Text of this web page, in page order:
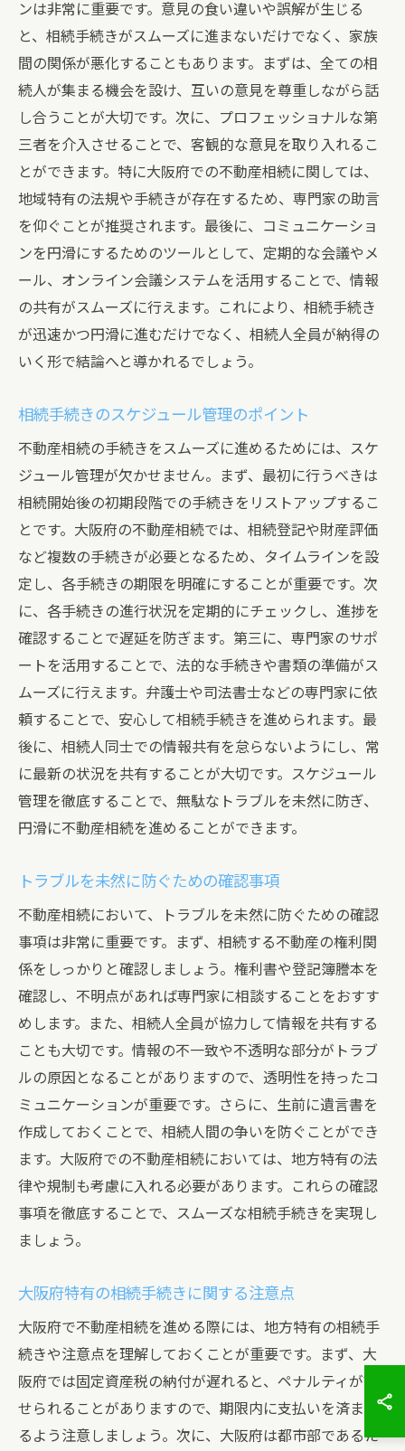
ンは非常に重要です。意見の食い違いや誤解が生じる
と、相続手続きがスムーズに進まないだけでなく、家族
間の関係が悪化することもあります。まずは、全ての相
続人が集まる機会を設け、互いの意見を尊重しながら話
し合うことが大切です。次に、プロフェッショナルな第
三者を介入させることで、客観的な意見を取り入れるこ
とができます。特に大阪府での不動産相続に関しては、
地域特有の法規や手続きが存在するため、専門家の助言
を仰ぐことが推奨されます。最後に、コミュニケーショ
ンを円滑にするためのツールとして、定期的な会議やメ
ール、オンライン会議システムを活用することで、情報
の共有がスムーズに行えます。これにより、相続手続き
が迅速かつ円滑に進むだけでなく、相続人全員が納得の
いく形で結論へと導かれるでしょう。
相続手続きのスケジュール管理のポイント
不動産相続の手続きをスムーズに進めるためには、スケ
ジュール管理が欠かせません。まず、最初に行うべきは
相続開始後の初期段階での手続きをリストアップするこ
とです。大阪府の不動産相続では、相続登記や財産評価
など複数の手続きが必要となるため、タイムラインを設
定し、各手続きの期限を明確にすることが重要です。次
に、各手続きの進行状況を定期的にチェックし、進捗を
確認することで遅延を防ぎます。第三に、専門家のサポ
ートを活用することで、法的な手続きや書類の準備がス
ムーズに行えます。弁護士や司法書士などの専門家に依
頼することで、安心して相続手続きを進められます。最
後に、相続人同士での情報共有を怠らないようにし、常
に最新の状況を共有することが大切です。スケジュール
管理を徹底することで、無駄なトラブルを未然に防ぎ、
円滑に不動産相続を進めることができます。
トラブルを未然に防ぐための確認事項
不動産相続において、トラブルを未然に防ぐための確認
事項は非常に重要です。まず、相続する不動産の権利関
係をしっかりと確認しましょう。権利書や登記簿謄本を
確認し、不明点があれば専門家に相談することをおすす
めします。また、相続人全員が協力して情報を共有する
ことも大切です。情報の不一致や不透明な部分がトラブ
ルの原因となることがありますので、透明性を持ったコ
ミュニケーションが重要です。さらに、生前に遺言書を
作成しておくことで、相続人間の争いを防ぐことができ
ます。大阪府での不動産相続においては、地方特有の法
律や規制も考慮に入れる必要があります。これらの確認
事項を徹底することで、スムーズな相続手続きを実現し
ましょう。
大阪府特有の相続手続きに関する注意点
大阪府で不動産相続を進める際には、地方特有の相続手
続きや注意点を理解しておくことが重要です。まず、大
阪府では固定資産税の納付が遅れると、ペナルティが課
せられることがありますので、期限内に支払いを済ませ
るよう注意しましょう。次に、大阪府は都市部であるた